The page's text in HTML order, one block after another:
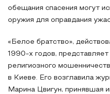
обещания спасения могут
оружия для оправдания
«Белое братство»,
1990-х годов,
религиозного
в Киеве. Его возглавила
Марина Цвигун, принявшая